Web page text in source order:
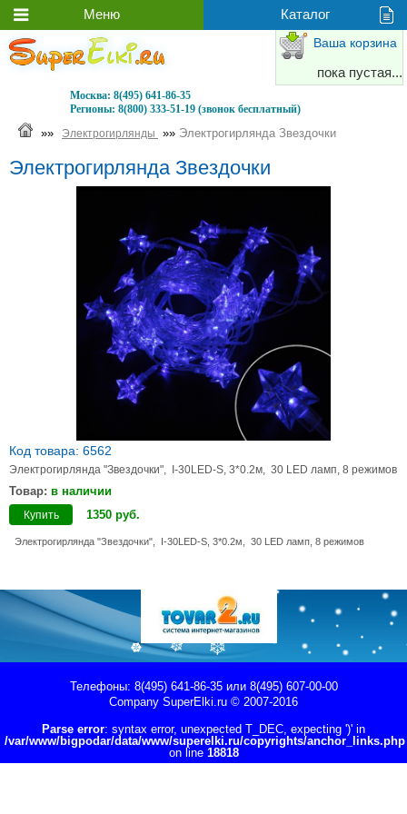
Москва: 8(495) 641-86-35
Регионы: 8(800) 333-51-19 (звонок бесплатный)
Ваша корзина
пока пустая...
»» Электрогирлянды »» Электрогирлянда Звездочки
Электрогирлянда Звездочки
Код товара: 6562
Электрогирлянда "Звездочки", I-30LED-S, 3*0.2м, 30 LED ламп, 8 режимов
Товар: в наличии
Купить 1350 руб.
Электрогирлянда "Звездочки", I-30LED-S, 3*0.2м, 30 LED ламп, 8 режимов
Телефоны: 8(495) 641-86-35 или 8(495) 607-00-00
Company SuperElki.ru © 2007-2016
Parse error: syntax error, unexpected T_DEC, expecting ')' in
/var/www/bigpodar/data/www/superelki.ru/copyrights/anchor_links.php
on line 18818